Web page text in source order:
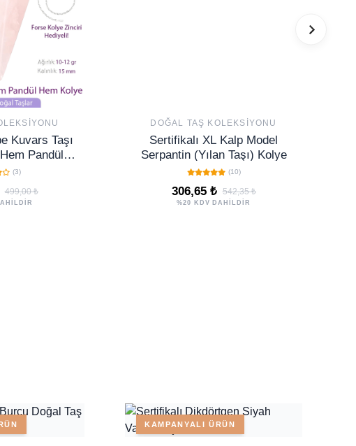
Kuvars Taşı
Pandül -
Pembe
cm
(3)
499,00 ₺
DOĞAL TAŞ KOLEKSIYONU
Sertifikalı XL Kalp Model
Serpantin (Yılan Taşı) Kolye
(10)
306,65 ₺ 542,35 ₺
%20 KDV DAHİLDİR
KAMPANYALI ÜRÜN